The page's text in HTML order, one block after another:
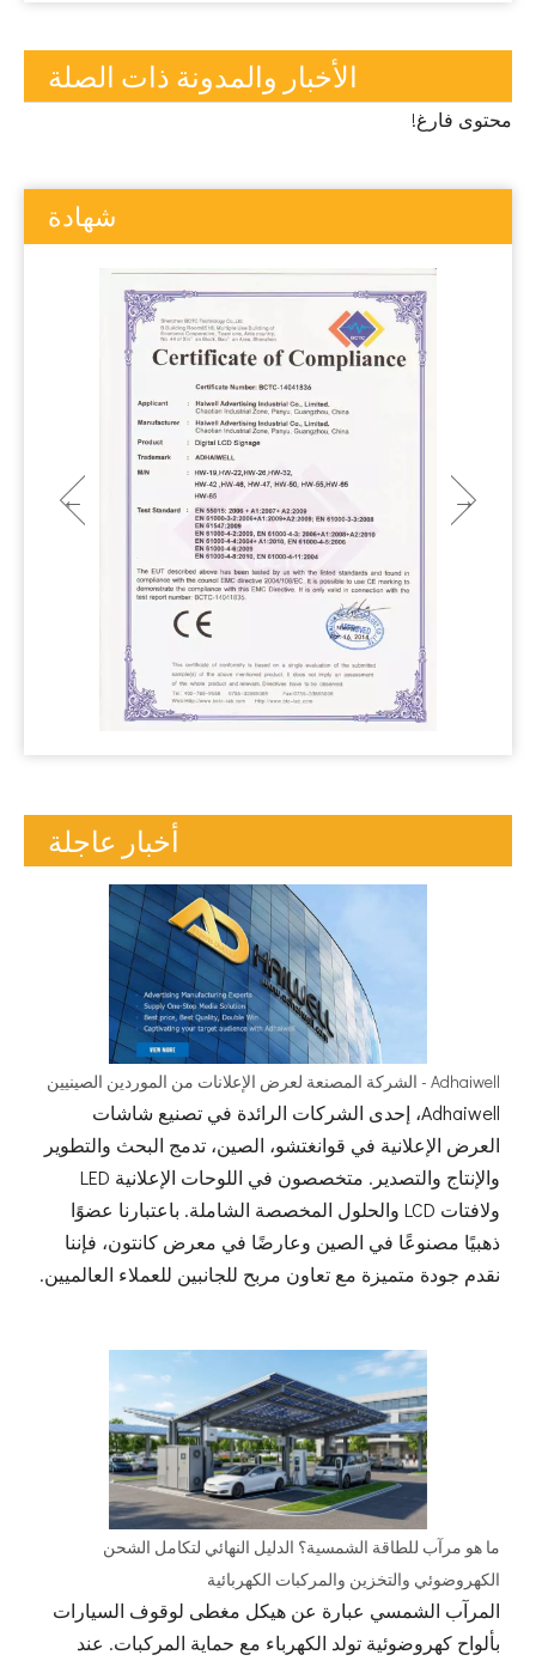
الأخبار والمدونة ذات الصلة
محتوى فارغ!
شهادة
أخبار عاجلة
Adhaiwell - الشركة المصنعة لعرض الإعلانات من الموردين الصينيين
Adhaiwell، إحدى الشركات الرائدة في تصنيع شاشات
العرض الإعلانية في قوانغتشو، الصين، تدمج البحث والتطوير
والإنتاج والتصدير. متخصصون في اللوحات الإعلانية LED
ولافتات LCD والحلول المخصصة الشاملة. باعتبارنا عضوًا
ذهبيًا مصنوعًا في الصين وعارضًا في معرض كانتون، فإننا
نقدم جودة متميزة مع تعاون مربح للجانبين للعملاء العالميين.
ما هو مرآب للطاقة الشمسية؟ الدليل النهائي لتكامل الشحن
الكهروضوئي والتخزين والمركبات الكهربائية
المرآب الشمسي عبارة عن هيكل مغطى لوقوف السيارات
بألواح كهروضوئية تولد الكهرباء مع حماية المركبات. عند